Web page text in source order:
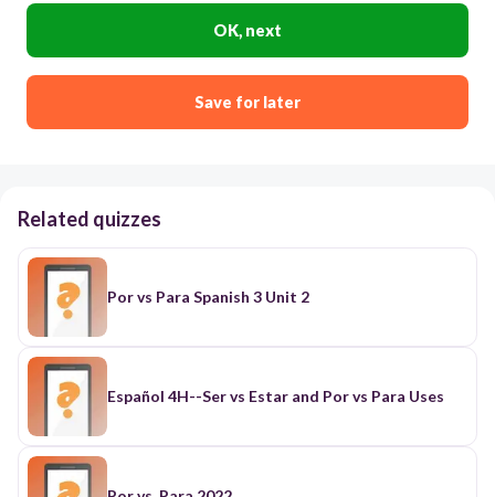
OK, next
Save for later
Related quizzes
Por vs Para Spanish 3 Unit 2
Español 4H--Ser vs Estar and Por vs Para Uses